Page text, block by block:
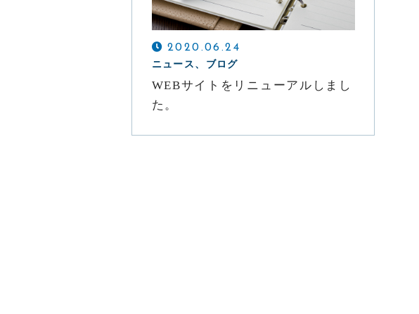
メールでの受付
お問い合わせフォーム
24時間受付中
2020.06.24
ニュース、ブログ
WEBサイトをリニューアルしまし
た。